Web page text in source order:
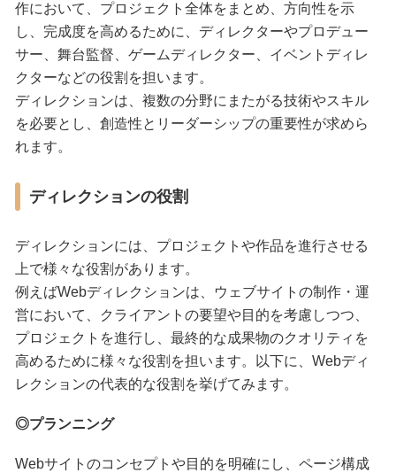
作において、プロジェクト全体をまとめ、方向性を示
し、完成度を高めるために、ディレクターやプロデュー
サー、舞台監督、ゲームディレクター、イベントディレ
クターなどの役割を担います。
ディレクションは、複数の分野にまたがる技術やスキル
を必要とし、創造性とリーダーシップの重要性が求めら
れます。
ディレクションの役割
ディレクションには、プロジェクトや作品を進行させる
上で様々な役割があります。
例えばWebディレクションは、ウェブサイトの制作・運
営において、クライアントの要望や目的を考慮しつつ、
プロジェクトを進行し、最終的な成果物のクオリティを
高めるために様々な役割を担います。以下に、Webディ
レクションの代表的な役割を挙げてみます。
◎プランニング
Webサイトのコンセプトや目的を明確にし、ページ構成